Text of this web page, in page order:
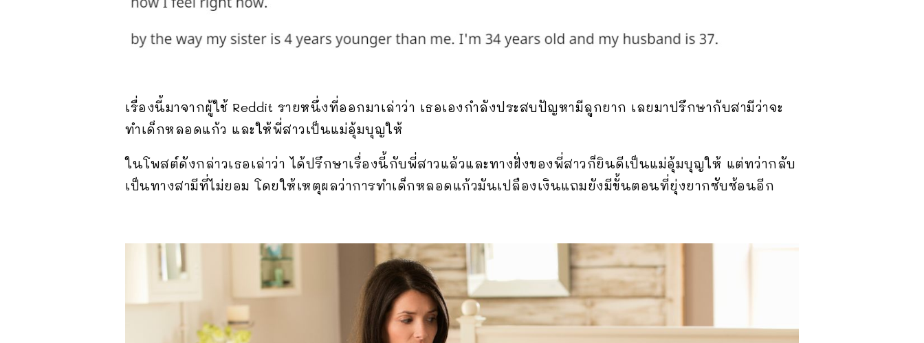
เรื่องนี้มาจากผู้ใช้ Reddit รายหนึ่งที่ออกมาเล่าว่า เธอเองกำลังประสบปัญหามีลูกยาก เลยมาปรึกษากับสามีว่าจะ
ทำเด็กหลอดแก้ว และให้พี่สาวเป็นแม่อุ้มบุญให้
ในโพสต์ดังกล่าวเธอเล่าว่า ได้ปรึกษาเรื่องนี้กับพี่สาวแล้วและทางฝั่งของพี่สาวก็ยินดีเป็นแม่อุ้มบุญให้ แต่ทว่ากลับ
เป็นทางสามีที่ไม่ยอม โดยให้เหตุผลว่าการทำเด็กหลอดแก้วมันเปลืองเงินแถมยังมีขั้นตอนที่ยุ่งยากซับซ้อนอีก